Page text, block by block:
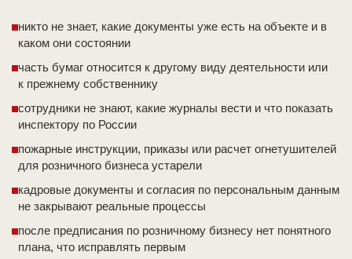
никто не знает, какие документы уже есть на объекте и в
каком они состоянии
часть бумаг относится к другому виду деятельности или
к прежнему собственнику
сотрудники не знают, какие журналы вести и что показать
инспектору по России
пожарные инструкции, приказы или расчет огнетушителей
для розничного бизнеса устарели
кадровые документы и согласия по персональным данным
не закрывают реальные процессы
после предписания по розничному бизнесу нет понятного
плана, что исправлять первым